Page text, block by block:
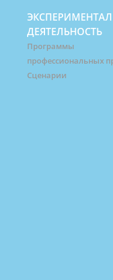
ДЕЯТЕЛЬНОСТЬ
Программы
профессиональных
Сценарии